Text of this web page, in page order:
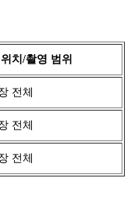
치/촬영 범위
전체
전체
전체